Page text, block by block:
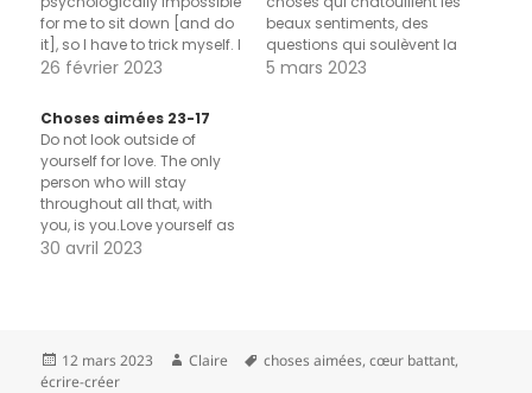
for me to sit down [and do
it], so I have to trick myself. I
elaborate a very simple
with me, it works: I put down
ideas. And I put them
down, usually, already in…
26 février 2023
beaux sentiments, des
questions qui soulèvent la
poussière des idées reçues,
5 mars 2023
Choses aimées 23-17
Do not look outside of
yourself for love. The only
person who will stay
throughout all that, with
you, is you.Love yourself as
is. Do not ever demand
to chase away some
emotions, to make place…
30 avril 2023
Publié
le
12 mars 2023 Auteur
Claire
Mots-
choses aimées,cœur battant,
écrire-créer